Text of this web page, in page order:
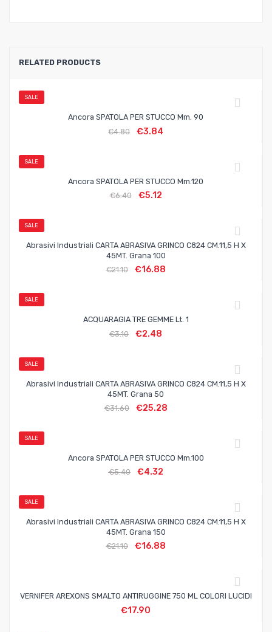
RELATED PRODUCTS
SALE
Ancora SPATOLA PER STUCCO Mm. 90
€4.80 €3.84
SALE
Ancora SPATOLA PER STUCCO Mm.120
€6.40 €5.12
SALE
Abrasivi Industriali CARTA ABRASIVA GRINCO C824 CM.11,5 H X
45MT. Grana 100
€21.10 €16.88
SALE
ACQUARAGIA TRE GEMME Lt. 1
€3.10 €2.48
SALE
Abrasivi Industriali CARTA ABRASIVA GRINCO C824 CM.11,5 H X
45MT. Grana 50
€31.60 €25.28
SALE
Ancora SPATOLA PER STUCCO Mm.100
€5.40 €4.32
SALE
Abrasivi Industriali CARTA ABRASIVA GRINCO C824 CM.11,5 H X
45MT. Grana 150
€21.10 €16.88
VERNIFER AREXONS SMALTO ANTIRUGGINE 750 ML COLORI LUCIDI
€17.90